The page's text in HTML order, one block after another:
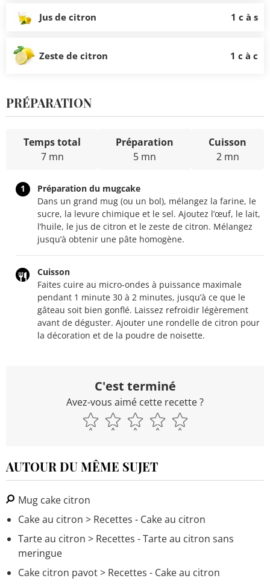
Jus de citron 1 c à s
Zeste de citron 1 c à c
PRÉPARATION
Temps total
7 mn
Préparation
5 mn
Cuisson
2 mn
1
Préparation du mugcake
Dans un grand mug (ou un bol), mélangez la farine, le
sucre, la levure chimique et le sel. Ajoutez l’œuf, le lait,
l’huile, le jus de citron et le zeste de citron. Mélangez
jusqu’à obtenir une pâte homogène.
Cuisson
Faites cuire au micro-ondes à puissance maximale
pendant 1 minute 30 à 2 minutes, jusqu’à ce que le
gâteau soit bien gonflé. Laissez refroidir légèrement
avant de déguster. Ajouter une rondelle de citron pour
la décoration et de la poudre de noisette.
C'est terminé
Avez-vous aimé cette recette ?
AUTOUR DU MÊME SUJET
Mug cake citron
Cake au citron > Recettes - Cake au citron
Tarte au citron > Recettes - Tarte au citron sans
meringue
Cake citron pavot> Recettes - Cake au citron